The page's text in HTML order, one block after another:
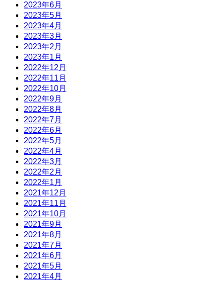
2023年6月
2023年5月
2023年4月
2023年3月
2023年2月
2023年1月
2022年12月
2022年11月
2022年10月
2022年9月
2022年8月
2022年7月
2022年6月
2022年5月
2022年4月
2022年3月
2022年2月
2022年1月
2021年12月
2021年11月
2021年10月
2021年9月
2021年8月
2021年7月
2021年6月
2021年5月
2021年4月